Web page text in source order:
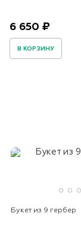
6 650 ₽
В КОРЗИНУ
Букет из 9 гербер